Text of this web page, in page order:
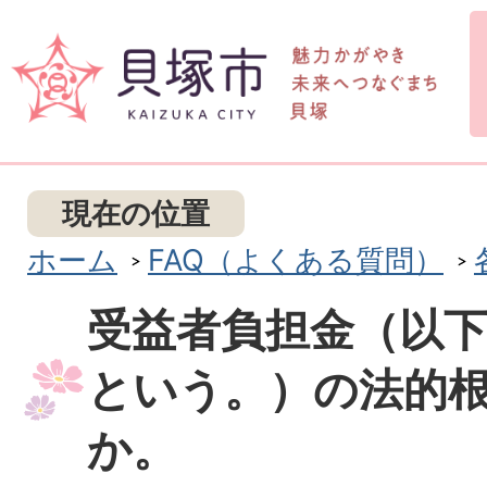
現在の位置
ホーム
FAQ（よくある質問）
受益者負担金（以
という。）の法的
か。